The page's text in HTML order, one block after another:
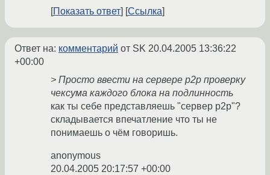
Показать ответ
Ссылка
Ответ на: комментарий от SK 20.04.2005 13:36:22
+00:00
> Просто ввести на сервере p2p проверку
чексума каждого блока на подлинность
как ты себе представляешь "сервер p2p"?
складывается впечатление что ты не
понимаешь о чём говоришь.
anonymous
20.04.2005 20:17:57 +00:00